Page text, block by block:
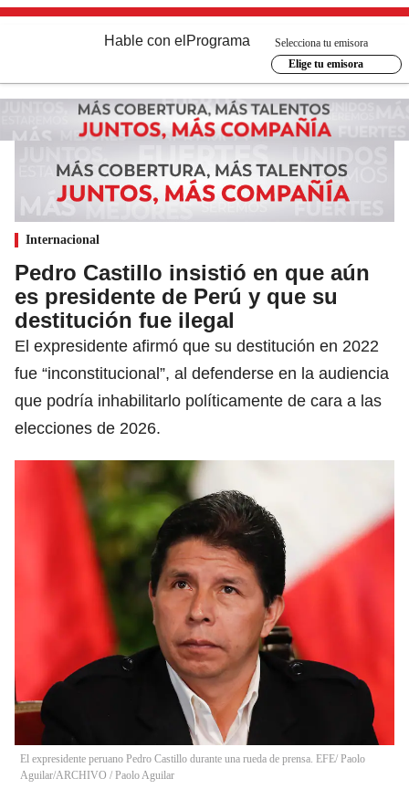
Hable con el Programa
Selecciona tu emisora
Elige tu emisora
Internacional
Pedro Castillo insistió en que aún
es presidente de Perú y que su
destitución fue ilegal
El expresidente afirmó que su destitución en 2022
fue “inconstitucional”, al defenderse en la audiencia
que podría inhabilitarlo políticamente de cara a las
elecciones de 2026.
El expresidente peruano Pedro Castillo durante una rueda de prensa. EFE/ Paolo
Aguilar/ARCHIVO / Paolo Aguilar